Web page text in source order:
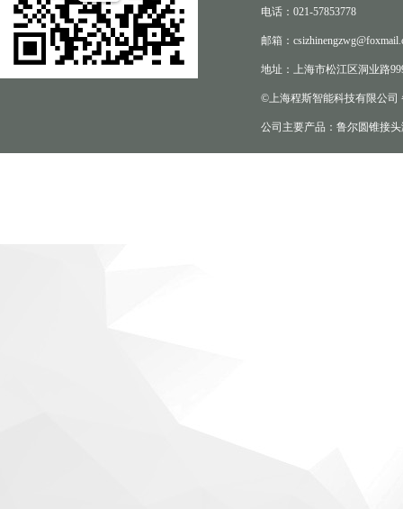
电话：021-57853778
邮箱：
地址：上海市松江区洞业路
©上海程斯智能科技有限公司
公司主要产品：鲁尔圆锥接